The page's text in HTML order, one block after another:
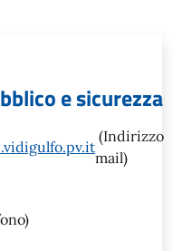
e sicurezza
(Indirizzo
mail)